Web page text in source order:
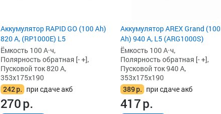
Аккумулятор RAPID GO (100 Ah)
820 А, (RP1000E) L5
Ёмкость 100 А·ч,
Полярность обратная [- +],
Пусковой ток 820 А,
353x175x190
242р. при сдаче акб
270р.
Аккумулятор AREX Grand (100
Ah) 940 А, L5 (ARG1000S)
Ёмкость 100 А·ч,
Полярность обратная [- +],
Пусковой ток 940 А,
353x175x190
389р. при сдаче акб
417р.